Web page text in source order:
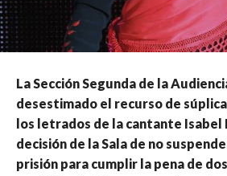
La Sección Segunda de la
desestimado el recurso de
los letrados de la cantante
decisión de la Sala de no
prisión para cumplir la pena de